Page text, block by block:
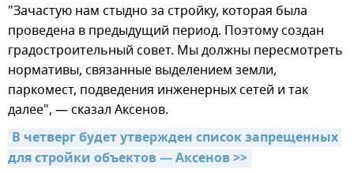
"Зачастую нам стыдно за стройку, которая была
проведена в предыдущий период. Поэтому создан
градостроительный совет. Мы должны пересмотреть
нормативы, связанные выделением земли,
паркомест, подведения инженерных сетей и так
далее", — сказал Аксенов.
В четверг будет утвержден список запрещенных
для стройки объектов — Аксенов >>